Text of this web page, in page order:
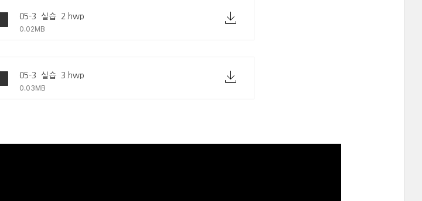
05-3_실습_2.hwp
0.02MB
05-3_실습_3.hwp
0.03MB